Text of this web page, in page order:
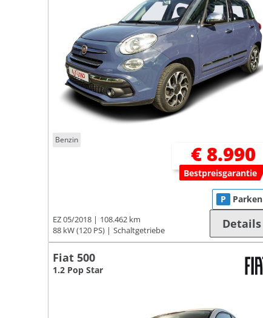
Benzin
€ 8.990
Bestpreisgarantie
EZ 05/2018
108.462 km
88 kW (120 PS)
Schaltgetriebe
P Parken
Details
Fiat 500
1.2 Pop Star